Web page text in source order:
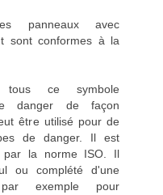
panneaux avec
sont conformes à la
ce symbole
danger de façon
être utilisé pour de
de danger. Il est
par la norme ISO. Il
ou complété d'une
par exemple pour